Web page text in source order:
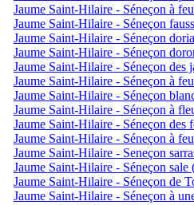
Jaume Saint-Hilaire - Séneçon à
Jaume Saint-Hilaire - Séneçon
Jaume Saint-Hilaire - Séneçon
Jaume Saint-Hilaire - Séneçon
Jaume Saint-Hilaire - Séneçon des
Jaume Saint-Hilaire - Séneçon à
Jaume Saint-Hilaire - Séneçon
Jaume Saint-Hilaire - Séneçon à
Jaume Saint-Hilaire - Séneçon des
Jaume Saint-Hilaire - Séneçon à
Jaume Saint-Hilaire - Seneçon
Jaume Saint-Hilaire - Séneçon sale
Jaume Saint-Hilaire - Séneçon de
Jaume Saint-Hilaire - Séneçon à